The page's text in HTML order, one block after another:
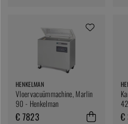
HENKELMAN
Vloervacuümmachine, Marlin
90 - Henkelman
€ 7823 €